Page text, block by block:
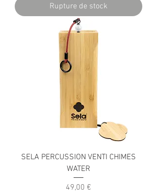
Rupture de stock
SELA PERCUSSION VENTI CHIMES
WATER
Prix
49,00 €